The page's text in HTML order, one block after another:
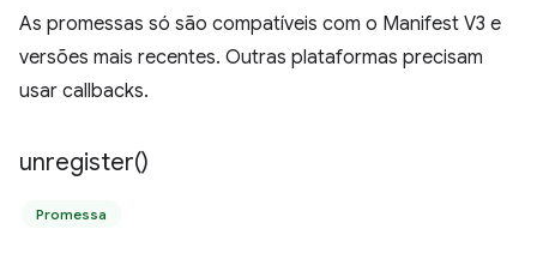
As promessas só são compatíveis com o Manifest V3 e
versões mais recentes. Outras plataformas precisam
usar callbacks.
unregister()
Promessa